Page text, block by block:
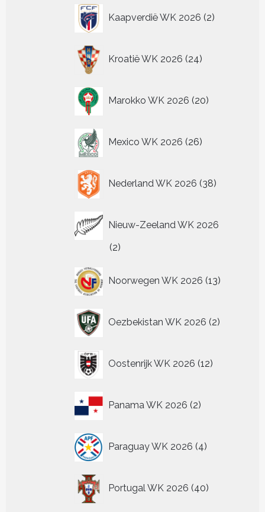
Kaapverdië WK 2026 2
producten
Kroatië WK 2026 24
producten
Marokko WK 2026 20
producten
Mexico WK 2026 26
producten
Nederland WK 2026 38
producten
Nieuw-Zeeland WK 2026
22
Noorwegen WK 2026 13
producten
Oezbekistan WK 2026 2
producten
Oostenrijk WK 2026 12
producten
Panama WK 2026 2
producten
Paraguay WK 2026 4
producten
Portugal WK 2026 40
producten